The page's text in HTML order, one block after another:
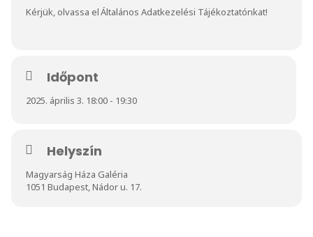
Kérjük, olvassa elÁltalános Adatkezelési Tájékoztatónkat!
Időpont
2025. április 3. 18:00 - 19:30
Helyszín
Magyarság Háza Galéria
1051 Budapest, Nádor u. 17.